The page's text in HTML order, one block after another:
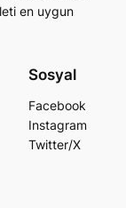
en uygun
Sosyal
Facebook
Instagram
Twitter/X